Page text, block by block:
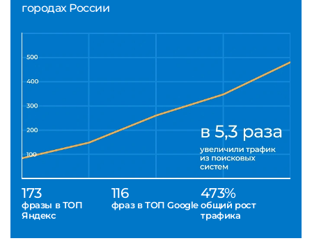
городах России
173
фразы в ТОП
Яндекс
116
фраз в ТОП Google
473%
общий рост
трафика